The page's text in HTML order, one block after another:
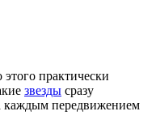
практически
звезды сразу
каждым передвижением